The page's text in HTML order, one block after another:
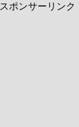
スポンサーリンク